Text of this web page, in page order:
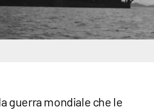
guerra mondiale che le